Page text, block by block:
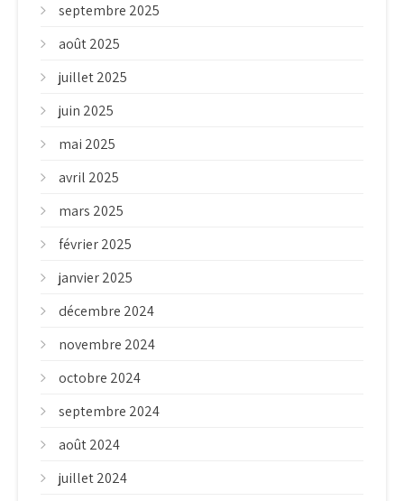
septembre 2025
août 2025
juillet 2025
juin 2025
mai 2025
avril 2025
mars 2025
février 2025
janvier 2025
décembre 2024
novembre 2024
octobre 2024
septembre 2024
août 2024
juillet 2024